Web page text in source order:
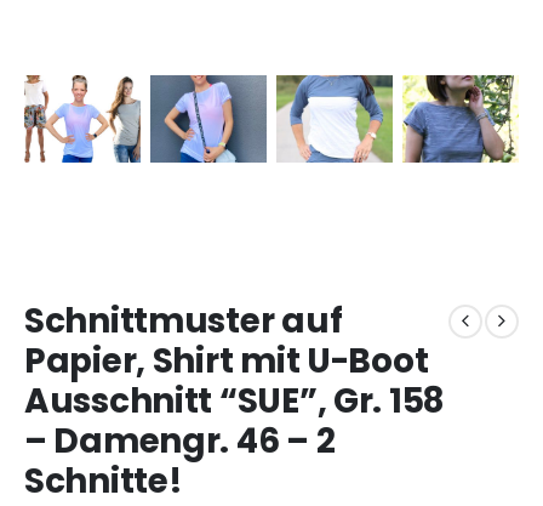
Schnittmuster auf
Papier, Shirt mit U-Boot
Ausschnitt “SUE”, Gr. 158
– Damengr. 46 – 2
Schnitte!